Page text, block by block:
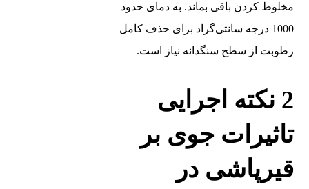
مخلوط کردن باقی بماند. به دمای حدود
1000 درجه سانتی‌گراد برای حذف کامل
رطوبت از سطح سنگدانه نیاز است.
2 نکته اجرایی
تاثیرات جوی بر
قیرپاشی در